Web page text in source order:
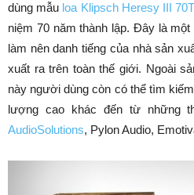
dùng mẫu loa Klipsch Heresy III
niệm 70 năm thành lập. Đây là
làm nên danh tiếng của nhà sản
xuất ra trên toàn thế giới. Ngoài
này người dùng còn có thể tìm
lượng cao khác đến từ những
AudioSolutions, Pylon Audio,